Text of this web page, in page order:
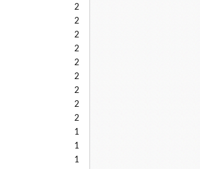
2
2
2
2
2
2
2
2
2
1
1
1